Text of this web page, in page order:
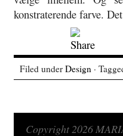
konstraterende farve.
Filed under Design ·
Copyright 2026